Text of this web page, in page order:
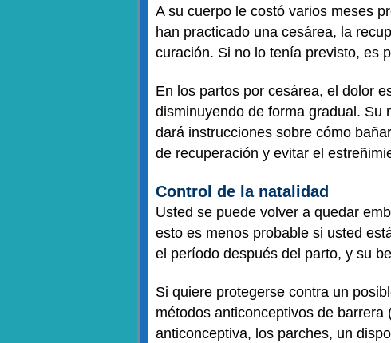
A su cuerpo le costó varios meses
han practicado una cesárea, la
curación. Si no lo tenía previsto, es
En los partos por cesárea, el dolor
disminuyendo de forma gradual. Su
dará instrucciones sobre cómo
de recuperación y evitar el
Control de la natalidad
Usted se puede volver a quedar
esto es menos probable si usted
el período después del parto, y su
Si quiere protegerse contra un
métodos anticonceptivos de
anticonceptiva, los parches, un